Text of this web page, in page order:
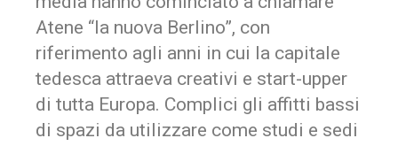
Atene “la nuova Berlino”, con
riferimento agli anni in cui la capitale
tedesca attraeva creativi e start-upper
di tutta Europa. Complici gli affitti bassi
di spazi da utilizzare come studi e sedi